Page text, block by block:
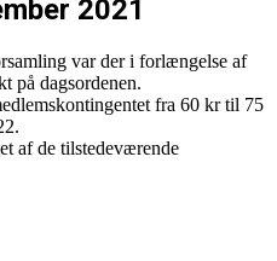
2021
var der i forlængelse af
på dagsordenen.
fra 60 kr til 75
af de tilstedeværende